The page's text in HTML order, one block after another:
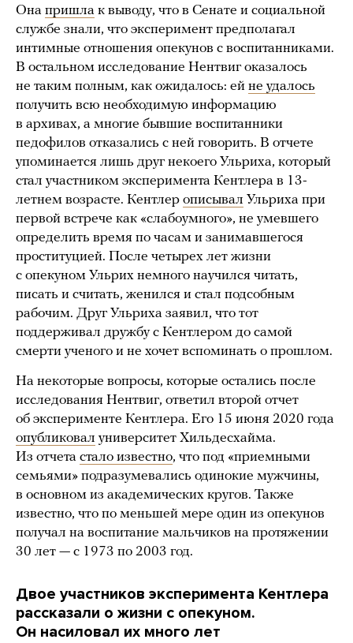
Она пришла к выводу, что в Сенате и социальной
службе знали, что эксперимент предполагал
интимные отношения опекунов с воспитанниками.
В остальном исследование Нентвиг оказалось
не таким полным, как ожидалось: ей не удалось
получить всю необходимую информацию
в архивах, а многие бывшие воспитанники
педофилов отказались с ней говорить. В отчете
упоминается лишь друг некоего Ульриха, который
стал участником эксперимента Кентлера в 13-
летнем возрасте. Кентлер описывал Ульриха при
первой встрече как «слабоумного», не умевшего
определить время по часам и занимавшегося
проституцией. После четырех лет жизни
с опекуном Ульрих немного научился читать,
писать и считать, женился и стал подсобным
рабочим. Друг Ульриха заявил, что тот
поддерживал дружбу с Кентлером до самой
смерти ученого и не хочет вспоминать о прошлом.
На некоторые вопросы, которые остались после
исследования Нентвиг, ответил второй отчет
об эксперименте Кентлера. Его 15 июня 2020 года
опубликовал университет Хильдесхайма.
Из отчета стало известно, что под «приемными
семьями» подразумевались одинокие мужчины,
в основном из академических кругов. Также
известно, что по меньшей мере один из опекунов
получал на воспитание мальчиков на протяжении
30 лет — с 1973 по 2003 год.
Двое участников эксперимента Кентлера
рассказали о жизни с опекуном.
Он насиловал их много лет